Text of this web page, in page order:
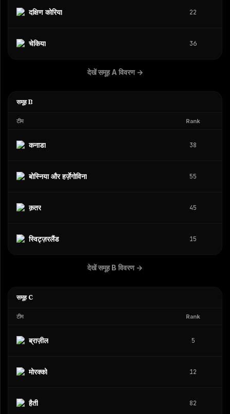
दक्षिण कोरिया 22
चेकिया 36
देखें समूह A विवरण→
समूह B
टीम Rank
कनाडा 38
बोस्निया और हर्ज़ेगोविना 55
क़तर 45
स्विट्ज़रलैंड 15
देखें समूह B विवरण→
समूह C
टीम Rank
ब्राज़ील 5
मोरक्को 12
हैती 82